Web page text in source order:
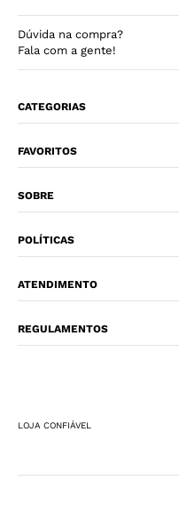
Dúvida na compra?
Fala com a gente!
CATEGORIAS
FAVORITOS
SOBRE
POLÍTICAS
ATENDIMENTO
REGULAMENTOS
LOJA CONFIÁVEL